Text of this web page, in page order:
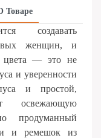
Товаре
создавать
женщин, и
цвета — это не
и уверенности
и простой,
освежающую
продуманный
и ремешок из